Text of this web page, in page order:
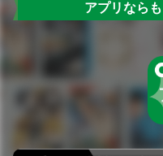
アプリなら